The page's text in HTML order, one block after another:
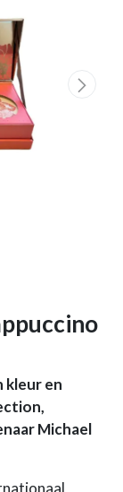
kleur en
Michael